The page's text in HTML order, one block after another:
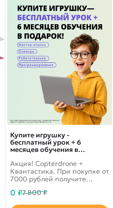
Купите игрушку -
бесплатный урок + 6
месяцев обучения в
Акция! Copterdrone +
Квантастика. При покупке от
7000 рублей получите
нашего партнера
0 ₽7 800 ₽